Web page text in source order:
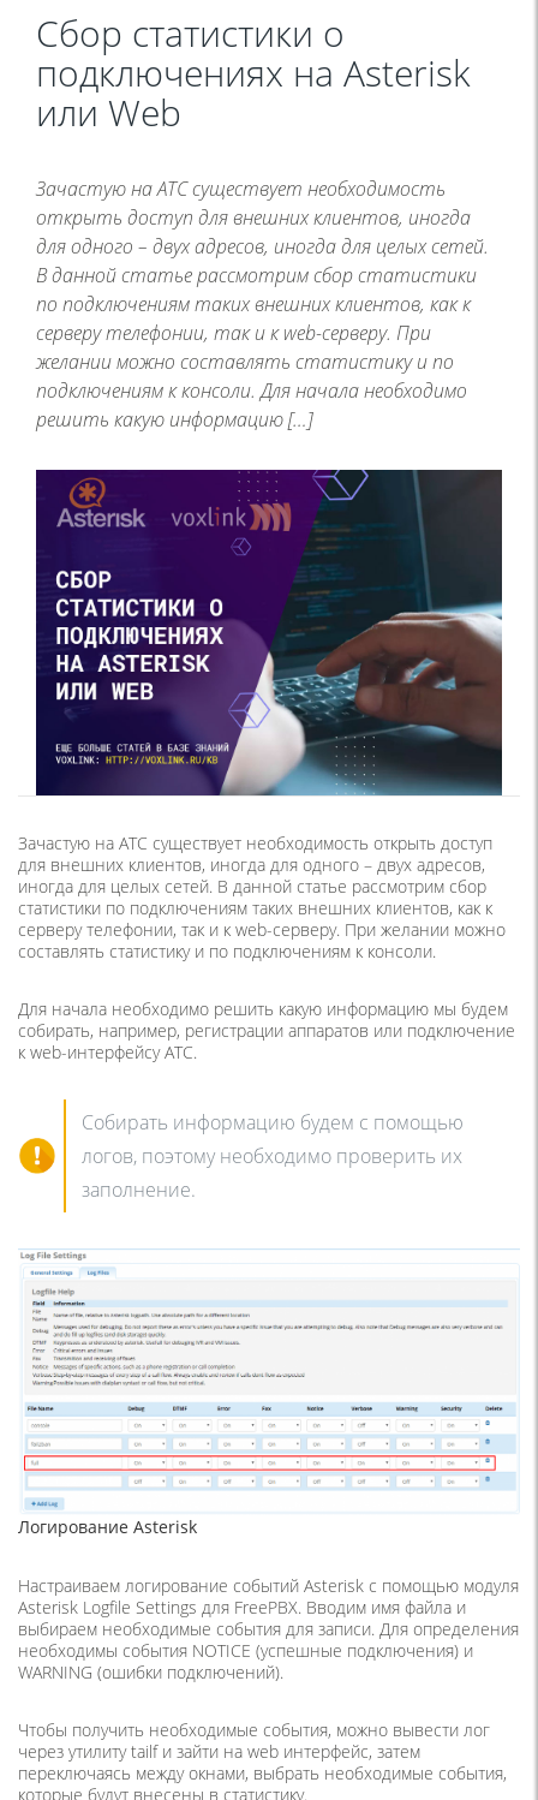
Сбор статистики о
подключениях на Asterisk
или Web
Зачастую на АТС существует необходимость
открыть доступ для внешних клиентов, иногда
для одного – двух адресов, иногда для целых сетей.
В данной статье рассмотрим сбор статистики
по подключениям таких внешних клиентов, как к
серверу телефонии, так и к web-серверу. При
желании можно составлять статистику и по
подключениям к консоли. Для начала необходимо
решить какую информацию […]
Зачастую на АТС существует необходимость открыть доступ
для внешних клиентов, иногда для одного – двух адресов,
иногда для целых сетей. В данной статье рассмотрим сбор
статистики по подключениям таких внешних клиентов, как к
серверу телефонии, так и к web-серверу. При желании можно
составлять статистику и по подключениям к консоли.
Для начала необходимо решить какую информацию мы будем
собирать, например, регистрации аппаратов или подключение
к web-интерфейсу АТС.
Собирать информацию будем с помощью
логов, поэтому необходимо проверить их
заполнение.
Логирование Asterisk
Настраиваем логирование событий Asterisk с помощью модуля
Asterisk Logfile Settings для FreePBX. Вводим имя файла и
выбираем необходимые события для записи. Для определения
необходимы события NOTICE (успешные подключения) и
WARNING (ошибки подключений).
Чтобы получить необходимые события, можно вывести лог
через утилиту tailf и зайти на web интерфейс, затем
переключаясь между окнами, выбрать необходимые события,
которые будут внесены в статистику.